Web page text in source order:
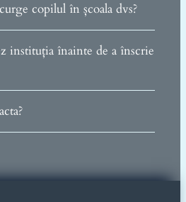
copilul în școala dvs?
instituția înainte de a înscrie